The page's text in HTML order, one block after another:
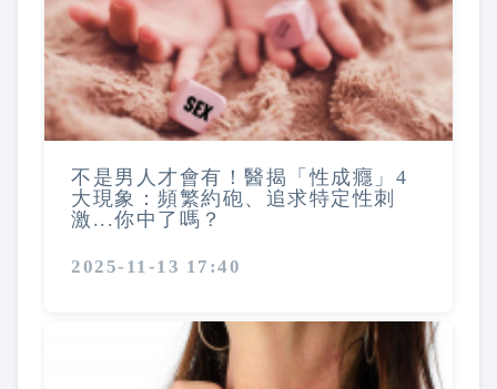
不是男人才會有！醫揭「性成癮」4
大現象：頻繁約砲、追求特定性刺
激...你中了嗎？
2025-11-13 17:40